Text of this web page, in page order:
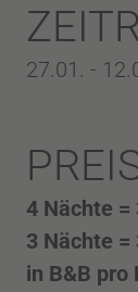
27.01. -
4 Nächte =
3 Nächte =
in B&B pro